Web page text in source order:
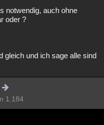
notwendig, auch ohne
oder ?
gleich und ich sage alle sind
1.184